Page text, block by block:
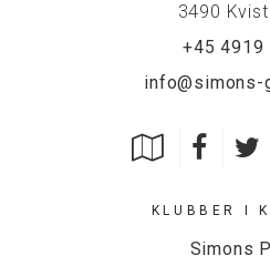
3490
+45 4919
KLUBBER I
Simons